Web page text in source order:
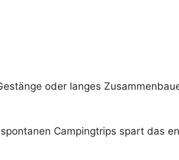
oder langes
Campingtrips spart das